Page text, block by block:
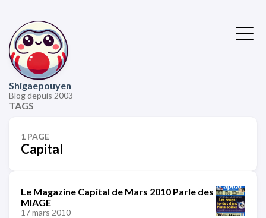
Shigaepouyen
Blog depuis 2003
TAGS
1 PAGE
Capital
Le Magazine Capital de Mars 2010 Parle des
MIAGE
17 mars 2010